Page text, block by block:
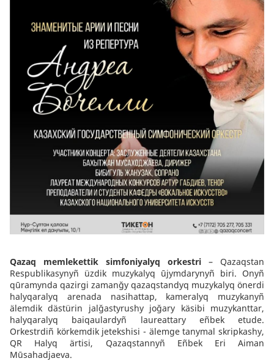
Qazaq memlekettik simfoniyalyq orkestri – Qazaqstan
Respublikasynyñ üzdik muzykalyq ūjymdarynyñ biri. Onyñ
qūramynda qazirgi zamanğy qazaqstandyq muzykalyq önerdi
halyqaralyq arenada nasihattap, kameralyq muzykanyñ
älemdik dästürin jalğastyrushy joğary käsibi muzykanttar,
halyqaralyq baiqaulardyñ laureattary eñbek etude.
Orkestrdiñ körkemdik jetekshisi - älemge tanymal skripkashy,
QR Halyq ärtisi, Qazaqstannyñ Eñbek Eri Aiman
Mūsahadjaeva.